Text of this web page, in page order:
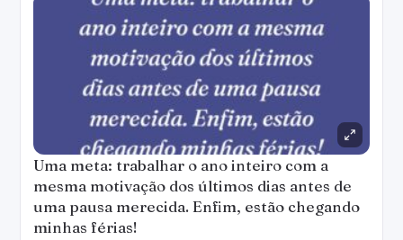
Uma meta: trabalhar o ano inteiro com a
mesma motivação dos últimos dias antes de
uma pausa merecida. Enfim, estão chegando
minhas férias!